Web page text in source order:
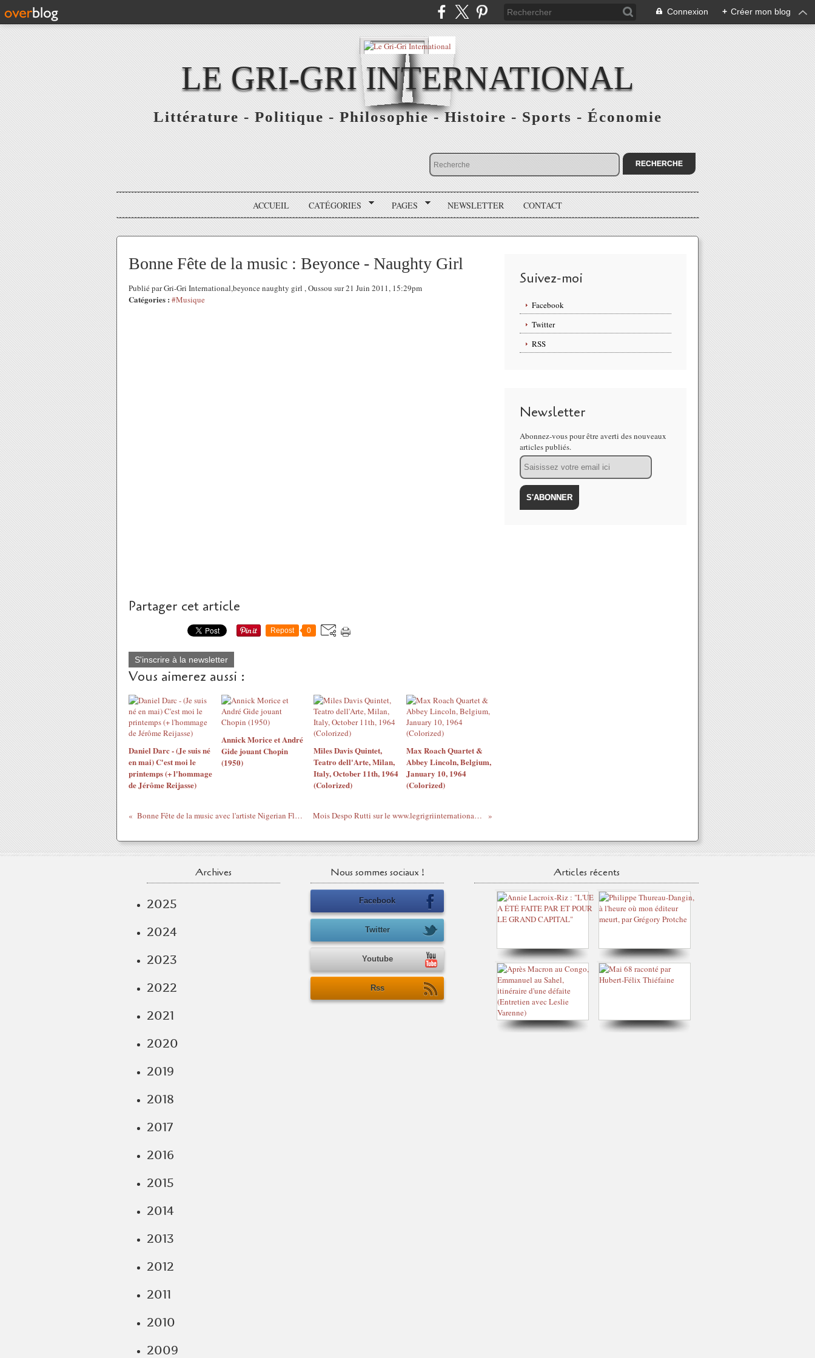
Connexion + Créer mon blog
LE GRI-GRI INTERNATIONAL
Littérature - Politique - Philosophie - Histoire - Sports - Économie
ACCUEIL CATÉGORIES PAGES NEWSLETTER CONTACT
Bonne Fête de la music : Beyonce - Naughty Girl
Publié par Gri-Gri International,beyonce naughty girl , Oussou sur 21 Juin 2011, 15:29pm
Catégories : #Musique
Partager cet article
Repost 0
S'inscrire à la newsletter
Vous aimerez aussi :
Daniel Darc - (Je suis né
en mai) C'est moi le
printemps (+ l'hommage
de Jérôme Reijasse)
Annick Morice et André
Gide jouant Chopin
(1950)
Miles Davis Quintet,
Teatro dell'Arte, Milan,
Italy, October 11th, 1964
(Colorized)
Max Roach Quartet &
Abbey Lincoln, Belgium,
January 10, 1964
(Colorized)
Bonne Fête de la music avec l'artiste Nigerian Flavour et son tube Nwa Baby Ashawo. Mois Despo Rutti sur le www.legrigriinternational.com - Laisse Moi Dans Mon Bunker
Suivez-moi
Facebook
Twitter
RSS
Newsletter
Abonnez-vous pour être averti des nouveaux
articles publiés.
Email
Archives
2025
2024
2023
2022
2021
2020
2019
2018
2017
2016
2015
2014
2013
2012
2011
2010
2009
Nous sommes sociaux !
Facebook
Twitter
Youtube
Rss
Articles récents